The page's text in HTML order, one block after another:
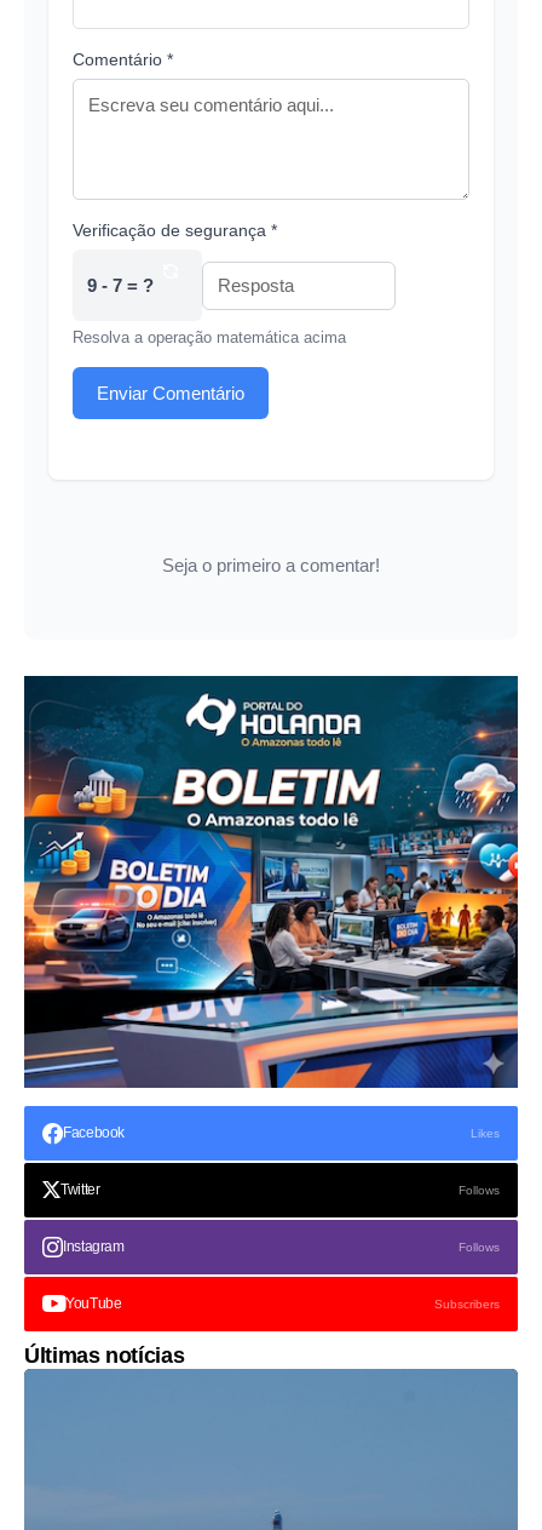
Comentário *
Verificação de segurança *
9 - 7 = ?
Resolva a operação matemática acima
Enviar Comentário
Seja o primeiro a comentar!
Facebook Likes
Twitter Follows
Instagram Follows
YouTube Subscribers
Últimas notícias